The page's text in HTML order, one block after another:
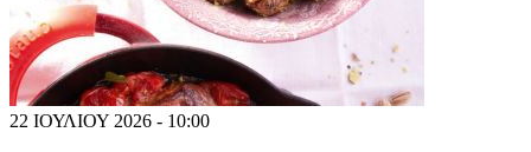
22 ΙΟΥΛΙΟΥ 2026 - 10:00